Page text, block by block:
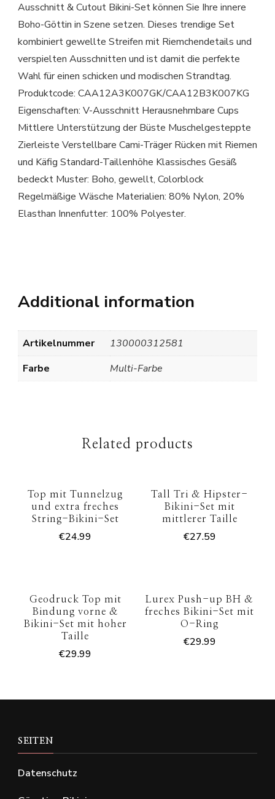
Ausschnitt & Cutout Bikini-Set können Sie Ihre innere
Boho-Göttin in Szene setzen. Dieses trendige Set
kombiniert gewellte Streifen mit Riemchendetails und
verspielten Ausschnitten und ist damit die perfekte
Wahl für einen schicken und modischen Strandtag.
Produktcode: CAA12A3K007GK/CAA12B3K007KG
Eigenschaften: V-Ausschnitt Herausnehmbare Cups
Mittlere Unterstützung der Büste Muschelgesteppte
Zierleiste Verstellbare Cami-Träger Rücken mit Riemen
und Käfig Standard-Taillenhöhe Klassisches Gesäß
bedeckt Muster: Boho, gewellt, Colorblock
Regelmäßige Wäsche Materialien: 80% Nylon, 20%
Elasthan Innenfutter: 100% Polyester.
Additional information
Artikelnummer
130000312581
Farbe
Multi-Farbe
Related products
Top mit Tunnelzug
und extra freches
String-Bikini-Set
€24.99
Tall Tri & Hipster-
Bikini-Set mit
mittlerer Taille
€27.59
Geodruck Top mit
Bindung vorne &
Bikini-Set mit hoher
Taille
€29.99
Lurex Push-up BH &
freches Bikini-Set mit
O-Ring
€29.99
SEITEN
Datenschutz